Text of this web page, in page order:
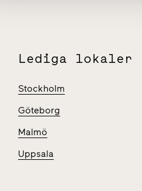
Lediga lokaler
Stockholm
Göteborg
Malmö
Uppsala